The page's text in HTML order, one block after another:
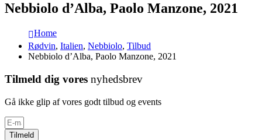
Nebbiolo d’Alba, Paolo Manzone, 2021
Home
Rødvin, Italien, Nebbiolo, Tilbud
Nebbiolo d’Alba, Paolo Manzone, 2021
Tilmeld dig vores nyhedsbrev
Gå ikke glip af vores godt tilbud og events
Tilmeld